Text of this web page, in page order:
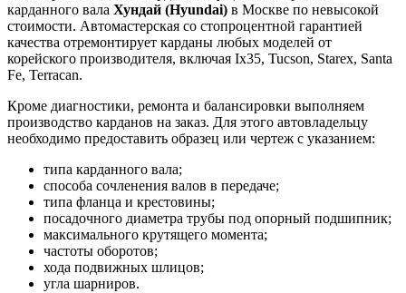
карданного вала Хундай (Hyundai) в Москве по невысокой
стоимости. Автомастерская со стопроцентной гарантией
качества отремонтирует карданы любых моделей от
корейского производителя, включая Ix35, Tucson, Starex, Santa
Fe, Terracan.
Кроме диагностики, ремонта и балансировки выполняем
производство карданов на заказ. Для этого автовладельцу
необходимо предоставить образец или чертеж с указанием:
типа карданного вала;
способа сочленения валов в передаче;
типа фланца и крестовины;
посадочного диаметра трубы под опорный подшипник;
максимального крутящего момента;
частоты оборотов;
хода подвижных шлицов;
угла шарниров.